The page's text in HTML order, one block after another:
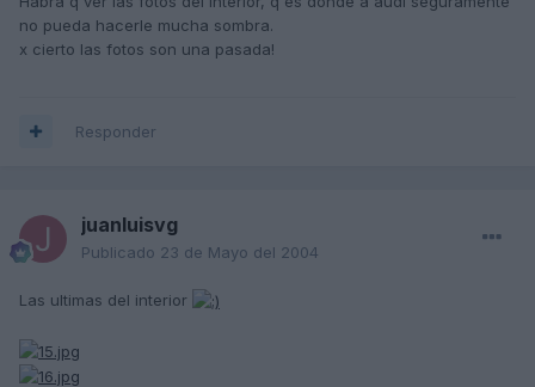
no pueda hacerle mucha sombra.
x cierto las fotos son una pasada!
Responder
juanluisvg
Publicado 23 de Mayo del 2004
Las ultimas del interior